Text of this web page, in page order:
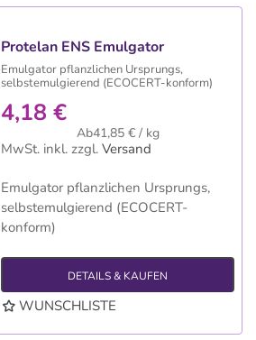
Protelan ENS Emulgator
Emulgator pflanzlichen Ursprungs,
selbstemulgierend (ECOCERT-konform)
4,18 €
Ab41,85 € / kg
MwSt. inkl. zzgl. Versand
Emulgator pflanzlichen Ursprungs,
selbstemulgierend (ECOCERT-
konform)
DETAILS & KAUFEN
WUNSCHLISTE